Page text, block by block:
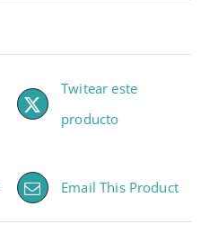
Twitear este
producto
Email This Product